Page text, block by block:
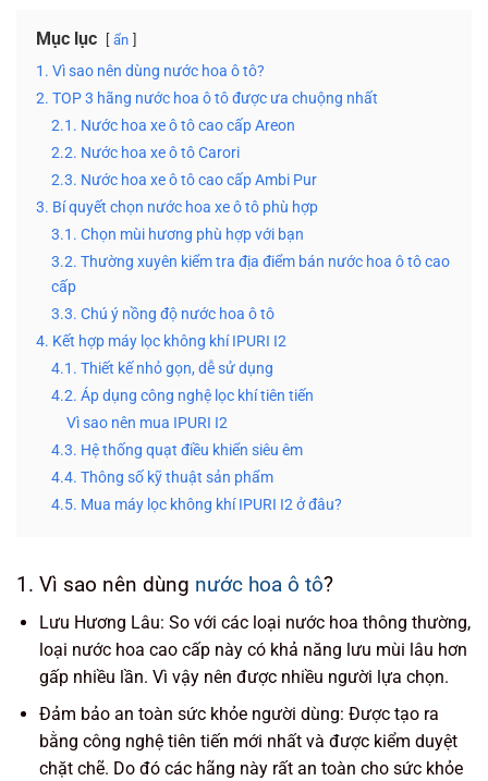
Mục lục ẩn
1. Vì sao nên dùng nước hoa ô tô?
2. TOP 3 hãng nước hoa ô tô được ưa chuộng nhất
2.1. Nước hoa xe ô tô cao cấp Areon
2.2. Nước hoa xe ô tô Carori
2.3. Nước hoa xe ô tô cao cấp Ambi Pur
3. Bí quyết chọn nước hoa xe ô tô phù hợp
3.1. Chọn mùi hương phù hợp với bạn
3.2. Thường xuyên kiểm tra địa điểm bán nước hoa ô tô cao
cấp
3.3. Chú ý nồng độ nước hoa ô tô
4. Kết hợp máy lọc không khí IPURI I2
4.1. Thiết kế nhỏ gọn, dễ sử dụng
4.2. Áp dụng công nghệ lọc khí tiên tiến
Vì sao nên mua IPURI I2
4.3. Hệ thống quạt điều khiển siêu êm
4.4. Thông số kỹ thuật sản phẩm
4.5. Mua máy lọc không khí IPURI I2 ở đâu?
1. Vì sao nên dùng nước hoa ô tô?
Lưu Hương Lâu: So với các loại nước hoa thông thường,
loại nước hoa cao cấp này có khả năng lưu mùi lâu hơn
gấp nhiều lần. Vì vậy nên được nhiều người lựa chọn.
Đảm bảo an toàn sức khỏe người dùng: Được tạo ra
bằng công nghệ tiên tiến mới nhất và được kiểm duyệt
chặt chẽ. Do đó các hãng này rất an toàn cho sức khỏe